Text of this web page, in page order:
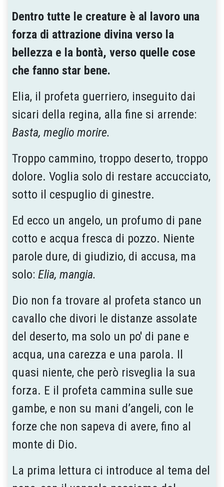
Dentro tutte le creature è al lavoro una
forza di attrazione divina verso la
bellezza e la bontà, verso quelle cose
che fanno star bene.
Elia, il profeta guerriero, inseguito dai
sicari della regina, alla fine si arrende:
Basta, meglio morire.
Troppo cammino, troppo deserto, troppo
dolore. Voglia solo di restare accucciato,
sotto il cespuglio di ginestre.
Ed ecco un angelo, un profumo di pane
cotto e acqua fresca di pozzo. Niente
parole dure, di giudizio, di accusa, ma
solo: Elia, mangia.
Dio non fa trovare al profeta stanco un
cavallo che divori le distanze assolate
del deserto, ma solo un po' di pane e
acqua, una carezza e una parola. Il
quasi niente, che però risveglia la sua
forza. E il profeta cammina sulle sue
gambe, e non su mani d’angeli, con le
forze che non sapeva di avere, fino al
monte di Dio.
La prima lettura ci introduce al tema del